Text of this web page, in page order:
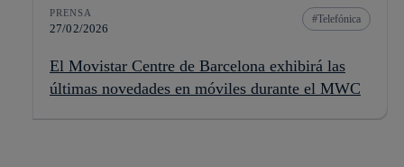
PRENSA
27/02/2026
Telefónica
El Movistar Centre de Barcelona exhibirá las
últimas novedades en móviles durante el MWC